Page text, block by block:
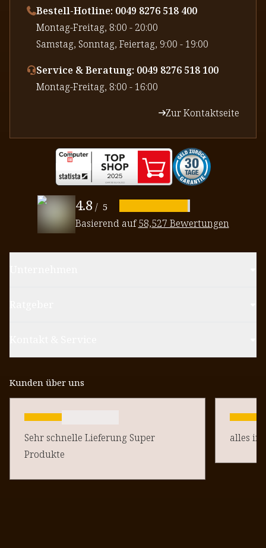
Bestell-Hotline: 0049 8276 518 400
⁠Montag-Freitag, 8:00 - 20:00
⁠Samstag, Sonntag, Feiertag, 9:00 - 19:00
Service & Beratung: 0049 8276 518 100
⁠Montag-Freitag, 8:00 - 16:00
Zur Kontaktseite
4.8 / 5
Basierend auf58,527 Bewertungen
Kunden über uns
Sehr schnelle Lieferung Super
Produkte
alles in